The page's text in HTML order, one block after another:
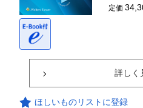
定価
詳しく
ほしいものリストに登録